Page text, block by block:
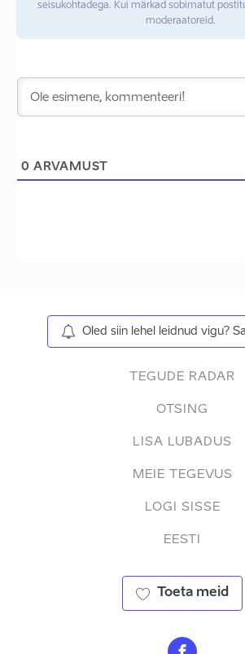
seisukohtadega. Kui märkad sobimatut
moderaatoreid.
0 ARVAMUST
Oled siin lehel leidnud vigu?
TEGUDE RADAR
OTSING
LISA LUBADUS
MEIE TEGEVUS
LOGI SISSE
EESTI
Toeta meid